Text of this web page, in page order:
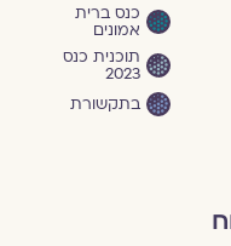
כנס ברית
אמונים
תוכנית כנס
2023
בתקשורת